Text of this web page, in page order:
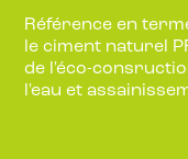
Référence en
le ciment naturel
de l'éco-
l'eau et